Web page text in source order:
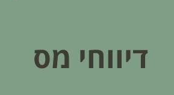
דיווחי מס